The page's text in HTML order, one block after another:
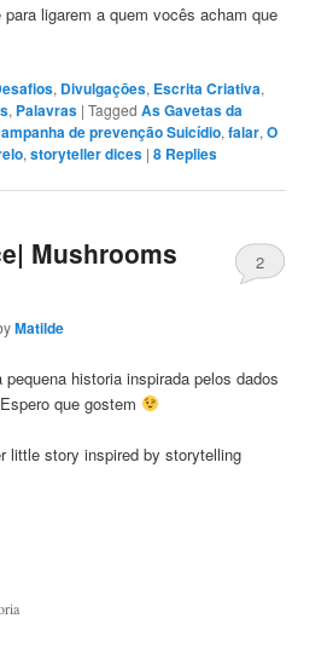
ligarem a quem vocês acham que
, Divulgaçōes, Escrita Criativa,
, Palavras |Tagged As Gavetas da
de prevenção Suicídio,falar,O
,storyteller dices |8 Replies
Mushrooms
Matilde
2
historia inspirada pelos dados
que gostem
little story inspired by storytelling